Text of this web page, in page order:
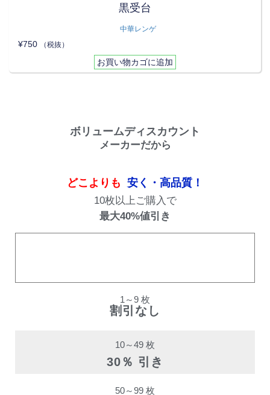
黒受台
中華レンゲ
¥750 （税抜）
お買い物カゴに追加
ボリュームディスカウント
メーカーだから
どこよりも 安く・高品質！
10枚以上ご購入で
最大40%値引き
1～9 枚
割引なし
10～49 枚
30％ 引き
50～99 枚